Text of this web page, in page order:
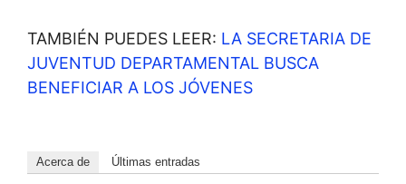
TAMBIÉN PUEDES LEER: LA SECRETARIA DE
JUVENTUD DEPARTAMENTAL BUSCA
BENEFICIAR A LOS JÓVENES
Acerca de Últimas entradas